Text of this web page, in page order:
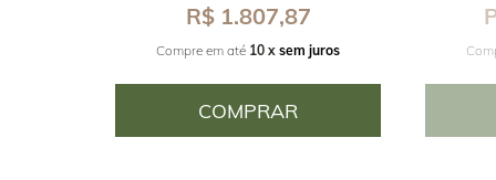
R$ 1.807,87
Compre em até 10 x sem juros
COMPRAR